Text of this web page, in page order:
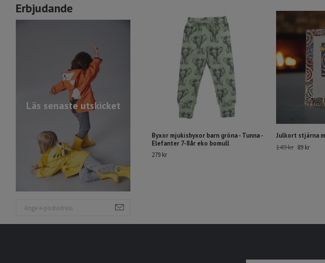
Erbjudande
Läs senaste utskicket
Byxor mjukisbyxor barn gröna - Tunna -
Elefanter 7-8år eko bomull
279 kr
Julkort stjärna
149 kr 89 kr